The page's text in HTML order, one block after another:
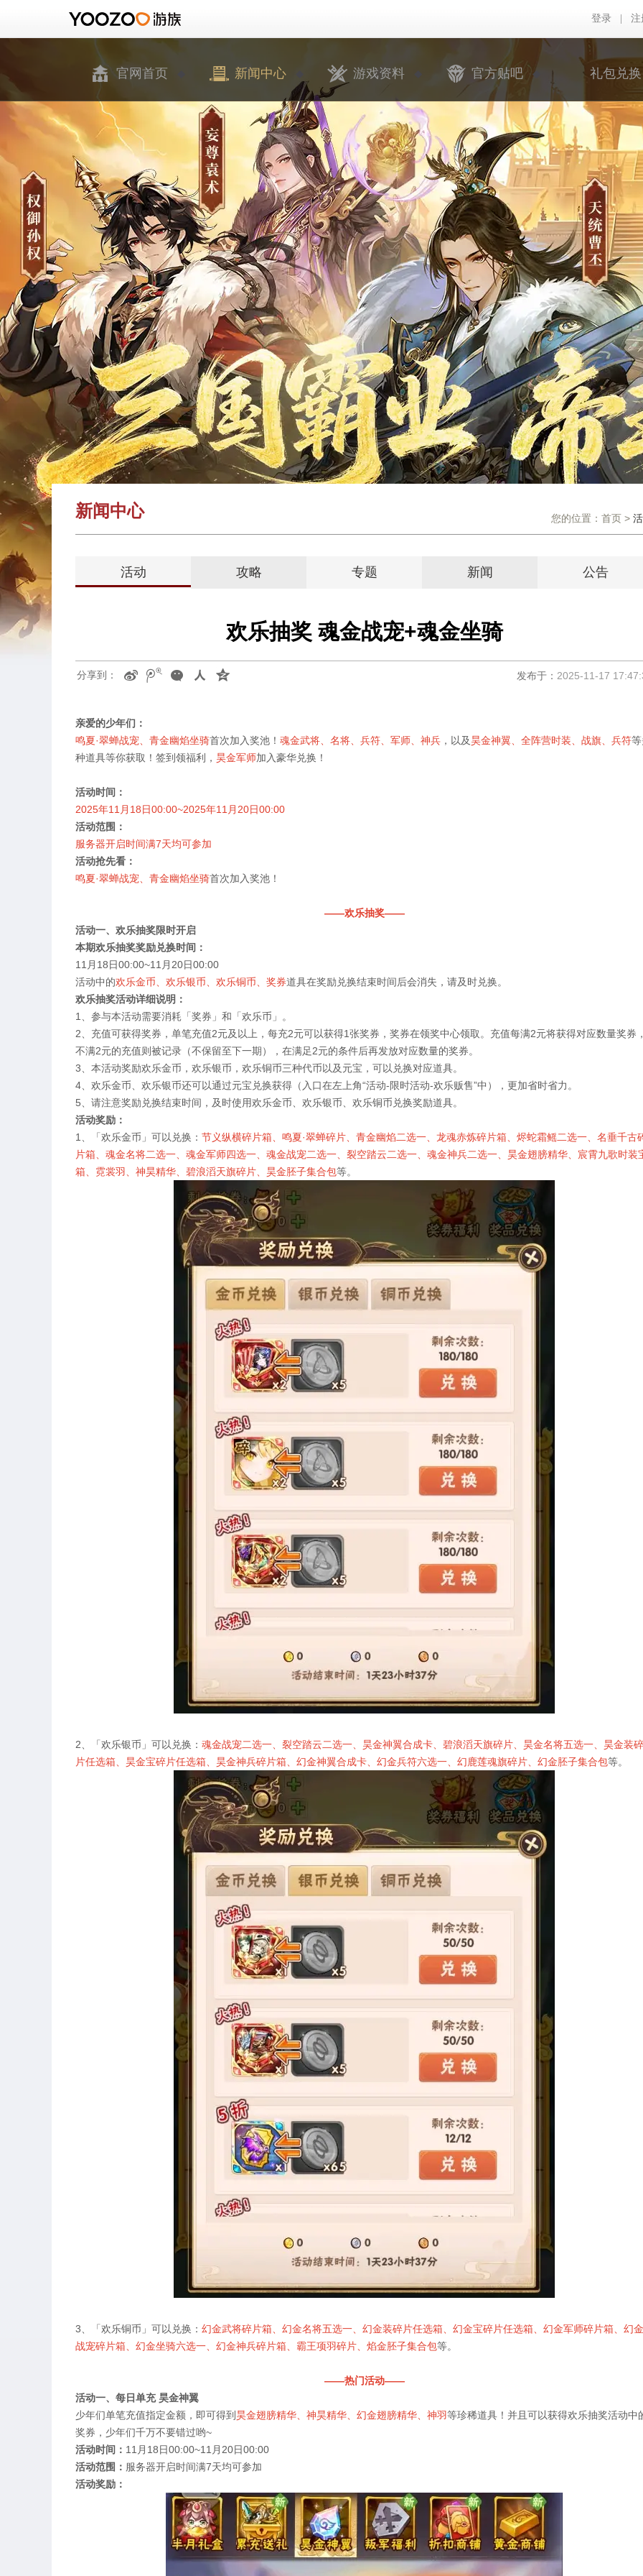
登录 注
官网首页 新闻中心 游戏资料 官方贴吧 礼包兑换
新闻中心 您的位置： 首页 >
活动 攻略 专题 新闻 公告
欢乐抽奖 魂金战宠+魂金坐骑
发布于： 2025-11-17
分享到：
亲爱的少年们：
鸣夏·翠蝉战宠、青金幽焰坐骑首次加入奖池！ 魂金武将、名将、兵符、军师、神兵 ，以及昊金神翼、全阵营时装、战旗、兵符
种道具等你获取！签到领福利， 昊金军师加入豪华兑换！
活动时间：
2025年11 月 18日00:00~2025年11 月 20日00:00
活动范围：
服务器开启时间满7天均可参加
活动抢先看：
鸣夏·翠蝉战宠、青金幽焰坐骑首次加入奖池！
——欢乐抽奖——
活动一、欢乐抽奖限时开启
本期欢乐抽奖奖励兑换时间：
11 月 18日00:00~11 月 20日00:00
活动中的欢乐金币、欢乐银币、欢乐铜币、奖券道具在奖励兑换结束时间后会消失，请及时兑换。
欢乐抽奖活动详细说明：
1
、参与本活动需要消耗「奖券」和「欢乐币」。
2 、充值可获得奖券，单笔充值2元及以上，每充2元可以获得1张奖券，奖券在领奖中心领取。充值每满2元将获得对应数量奖券
不满2元的充值则被记录（不保留至下一期），在满足2元的条件后再发放对应数量的奖券。
3 、本活动奖励欢乐金币，欢乐银币，欢乐铜币三种代币以及元宝，可以兑换对应道具。
4 、欢乐金币、欢乐银币还可以通过元宝兑换获得（入口在左上角“活动-限时活动-欢乐贩售”中），更加省时省力。
5 、请注意奖励兑换结束时间，及时使用欢乐金币、欢乐银币、欢乐铜币兑换奖励道具。
活动奖励：
1、
「欢乐金币」可以兑换： 节义纵横碎片箱、鸣夏·翠蝉碎片、青金幽焰二选一、龙魂赤炼碎片箱、烬蛇霜鳐二选一、名垂千古
片箱、魂金名将二选一、魂金军师四选一、魂金战宠二选一、裂空踏云二选一、魂金神兵二选一、昊金翅膀精华、宸霄九歌时装
箱、霓裳羽、神昊精华、碧浪滔天旗碎片、昊金胚子集合包等。
2、 「欢乐银币」可以兑换： 魂金战宠二选一、裂空踏云二选一、昊金神翼合成卡、碧浪滔天旗碎片、昊金名将五选一、昊金装碎
片任选箱、昊金宝碎片任选箱、昊金神兵碎片箱、幻金神翼合成卡、幻金兵符六选一、幻鹿莲魂旗碎片、幻金胚子集合包等。
3、 「欢乐铜币」可以兑换： 幻金武将碎片箱、幻金名将五选一、幻金装碎片任选箱、幻金宝碎片任选箱、幻金军师碎片箱、幻金
战宠碎片箱、幻金坐骑六选一、幻金神兵碎片箱、霸王项羽碎片、焰金胚子集合包等。
——热门活动——
活动一、每日单充 昊金神翼
少年们单笔充值指定金额，即可得到 昊金翅膀精华、神昊精华、幻金翅膀精华、神羽等珍稀道具！并且可以获得欢乐抽奖活动中
奖券，少年们千万不要错过哟~
活动时间： 11 月 18日00:00~11 月 20日00:00
活动范围： 服务器开启时间满7天均可参加
活动奖励：